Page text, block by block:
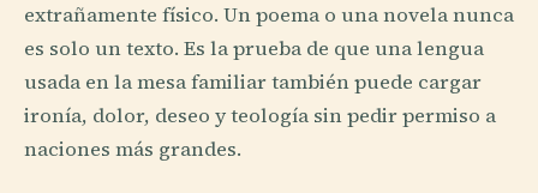
extrañamente físico. Un poema o una novela nunca
es solo un texto. Es la prueba de que una lengua
usada en la mesa familiar también puede cargar
ironía, dolor, deseo y teología sin pedir permiso a
naciones más grandes.